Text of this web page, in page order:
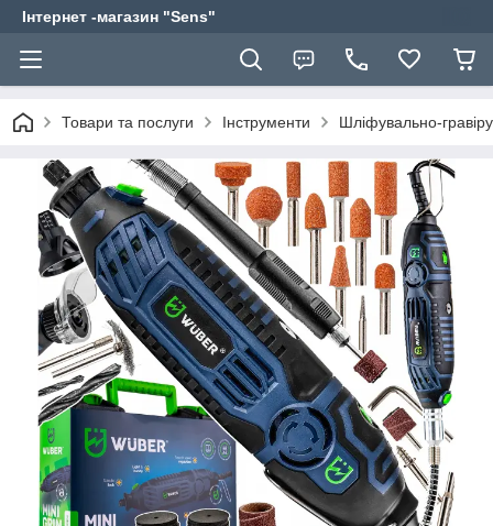
Інтернет -магазин "Sens"
Товари та послуги Інструменти Шліфувально-